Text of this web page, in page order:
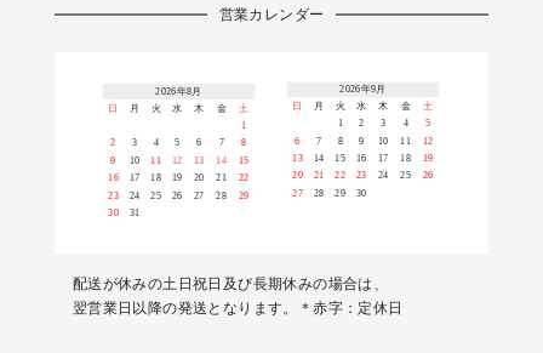
営業カレンダー
2026年8月
日
月 火 水 木 金
土
1
2 3 4 5 6 7
8
9
10 11 12 13 14
15
16
17 18 19 20 21 22
23 24 25 26 27 28
29
30
31
2026年9月
日
月 火 水 木 金
土
1
2 3 4 5
6 7 8 9 10 11
12
13
14 15 16 17 18 19
20 21 22 23 24 25
26
27
28 29 30
配送が休みの土日祝日及び長期休みの場合は、
翌営業日以降の発送となります。＊赤字：定休日